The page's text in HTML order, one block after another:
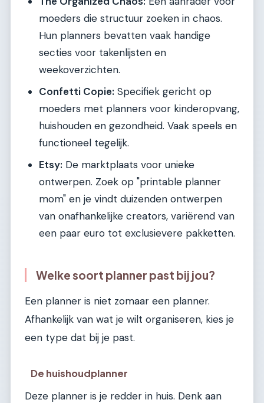
moeders die structuur zoeken in chaos.
Hun planners bevatten vaak handige
secties voor takenlijsten en
weekoverzichten.
Confetti Copie: Specifiek gericht op
moeders met planners voor kinderopvang,
huishouden en gezondheid. Vaak speels en
functioneel tegelijk.
Etsy: De marktplaats voor unieke
ontwerpen. Zoek op "printable planner
mom" en je vindt duizenden ontwerpen
van onafhankelijke creators, variërend van
een paar euro tot exclusievere pakketten.
Welke soort planner past bij jou?
Een planner is niet zomaar een planner.
Afhankelijk van wat je wilt organiseren, kies je
een type dat bij je past.
De huishoudplanner
Deze planner is je redder in huis. Denk aan